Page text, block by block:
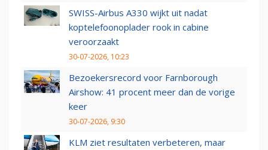
SWISS-Airbus A330 wijkt uit nadat
koptelefoonoplader rook in cabine
veroorzaakt
30-07-2026, 10:23
Bezoekersrecord voor Farnborough
Airshow: 41 procent meer dan de vorige
keer
30-07-2026, 9:30
KLM ziet resultaten verbeteren, maar